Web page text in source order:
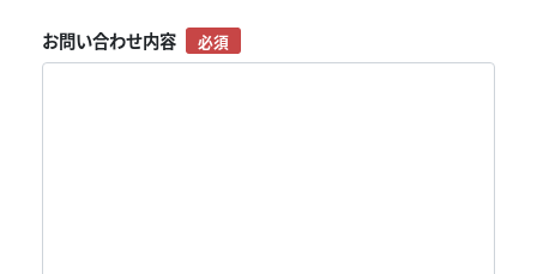
お問い合わせ内容